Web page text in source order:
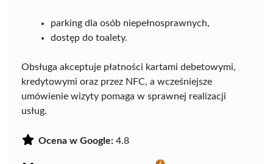
parking dla osób niepełnosprawnych,
dostęp do toalety.
Obsługa akceptuje płatności kartami debetowymi,
kredytowymi oraz przez NFC, a wcześniejsze
umówienie wizyty pomaga w sprawnej realizacji
usług.
Ocena w Google: 4.8